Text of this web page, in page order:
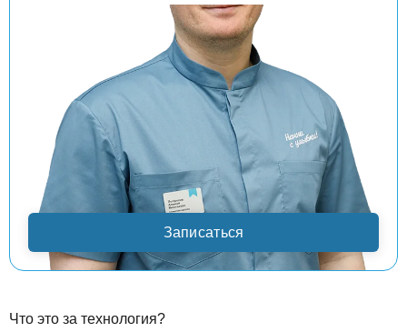
Что это за технология?
Записаться